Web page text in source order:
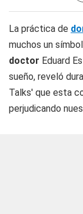
La práctica de
muchos un
doctor Eduard
sueño, reveló
Talks' que esta
perjudicando